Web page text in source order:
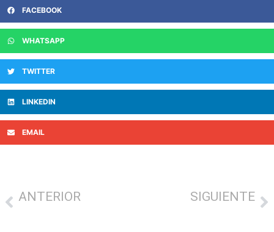
FACEBOOK
WHATSAPP
TWITTER
LINKEDIN
EMAIL
ANTERIOR SIGUIENTE